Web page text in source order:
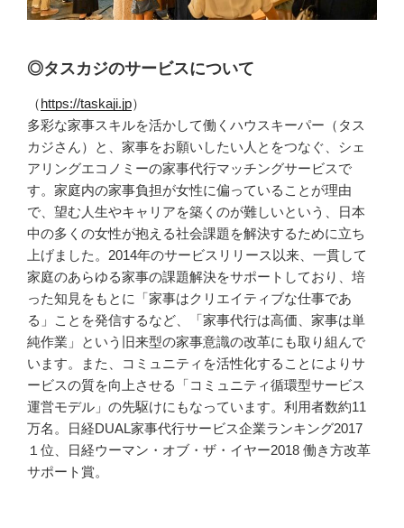
◎タスカジのサービスについて
（https://taskaji.jp）
多彩な家事スキルを活かして働くハウスキーパー（タス
カジさん）と、家事をお願いしたい人とをつなぐ、シェ
アリングエコノミーの家事代行マッチングサービスで
す。家庭内の家事負担が女性に偏っていることが理由
で、望む人生やキャリアを築くのが難しいという、日本
中の多くの女性が抱える社会課題を解決するために立ち
上げました。2014年のサービスリリース以来、一貫して
家庭のあらゆる家事の課題解決をサポートしており、培
った知見をもとに「家事はクリエイティブな仕事であ
る」ことを発信するなど、「家事代行は高価、家事は単
純作業」という旧来型の家事意識の改革にも取り組んで
います。また、コミュニティを活性化することによりサ
ービスの質を向上させる「コミュニティ循環型サービス
運営モデル」の先駆けにもなっています。利用者数約11
万名。日経DUAL家事代行サービス企業ランキング2017
１位、日経ウーマン・オブ・ザ・イヤー2018 働き方改革
サポート賞。